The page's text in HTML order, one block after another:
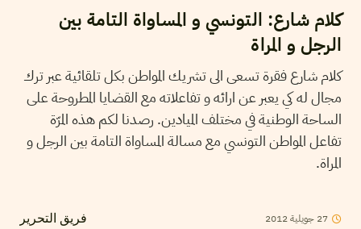
كلام شارع: التونسي و المساواة التامة بين
الرجل و المراة
كلام شارع فقرة تسعى الى تشريك المواطن بكل تلقائية عبر ترك
مجال له كي يعبر عن ارائه و تفاعلاته مع القضايا المطروحة على
الساحة الوطنية في مختلف الميادين. رصدنا لكم هذه المرّة
تفاعل المواطن التونسي مع مسالة المساواة التامة بين الرجل و
المراة.
فريق التحرير 27 جويلية2012